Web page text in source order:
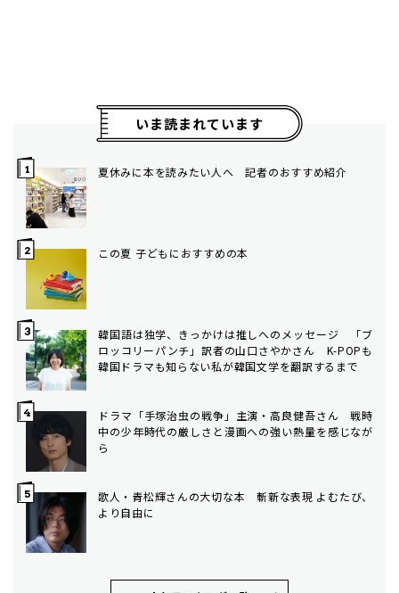
いま読まれています
夏休みに本を読みたい人へ 記者のおすすめ紹介
この夏 子どもにおすすめの本
韓国語は独学、きっかけは推しへのメッセージ 「ブ
ロッコリーパンチ」訳者の山口さやかさん K-POPも
韓国ドラマも知らない私が韓国文学を翻訳するまで
ドラマ「手塚治虫の戦争」主演・高良健吾さん 戦時
中の少年時代の厳しさと漫画への強い熱量を感じなが
ら
歌人・青松輝さんの大切な本 斬新な表現 よむたび、
より自由に